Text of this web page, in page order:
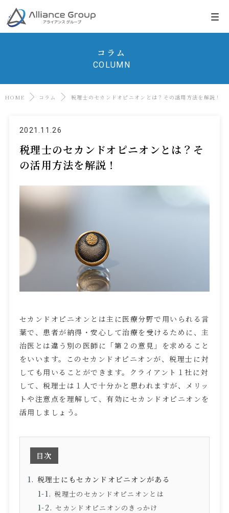
コラム
COLUMN
HOME コラム 税理士のセカンドオピニオンとは？その活用方法を解説！
2021.11.26
税理士のセカンドオピニオンとは？そ
の活用方法を解説！
セカンドオピニオンとは主に医療分野で用いられる言
葉で、患者が納得・安心して治療を受けるために、主
治医とは違う別の医師に「第２の意見」を求めること
をいいます。このセカンドオピニオンが、税理士に対
しても用いることができます。クライアント１社に対
して、税理士は１人で十分かと思われますが、メリッ
トや注意点を理解して、有効にセカンドオピニオンを
活用しましょう。
目次
税理士にもセカンドオピニオンがある
税理士のセカンドオピニオンとは
セカンドオピニオンのきっかけ